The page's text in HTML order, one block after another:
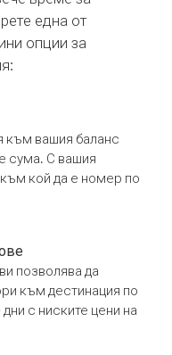
една от
опции за
към вашия баланс
сума. С вашия
кой да е номер по
позволява да
към дестинация по
с ниските цени на